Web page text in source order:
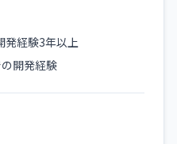
発経験3年以上
開発経験